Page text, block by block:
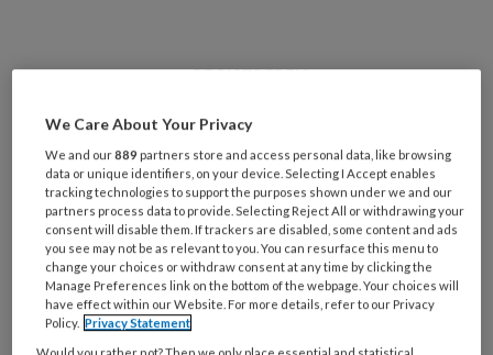
REGISTREREN
Wil je dit artikel lezen?
Maak gratis een account aan en lees 2
artikelen gratis per maand
Al een account of abonnement?Log dan in
Wat
We Care About Your Privacy
We and our889 partners store and access personal data, like browsing
data or unique identifiers, on your device. Selecting I Accept enables
tracking technologies to support the purposes shown under we and our
partners process data to provide. Selecting Reject All or withdrawing your
consent will disable them. If trackers are disabled, some content and ads
you see may not be as relevant to you. You can resurface this menu to
change your choices or withdraw consent at any time by clicking the
Manage Preferences link on the bottom of the webpage. Your choices will
have effect within our Website. For more details, refer to our Privacy
Policy. Privacy Statement